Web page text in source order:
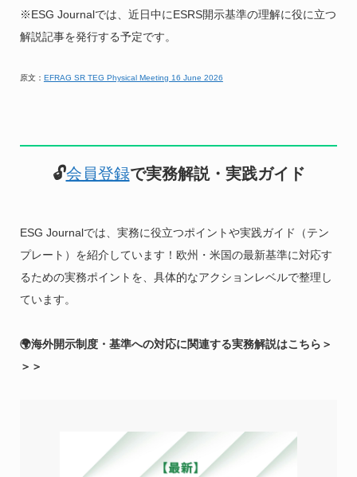
※ESG Journalでは、近日中にESRS開示基準の理解に役に立つ
解説記事を発行する予定です。
原文： EFRAG SR TEG Physical Meeting 16 June 2026
🔓会員登録で実務解説・実践ガイド
ESG Journalでは、実務に役立つポイントや実践ガイド（テン
プレート）を紹介しています！欧州・米国の最新基準に対応す
るための実務ポイントを、具体的なアクションレベルで整理し
ています。
🌍海外開示制度・基準への対応に関連する実務解説はこちら＞
＞＞